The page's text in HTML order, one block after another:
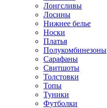
Лонгсливы
Лосины
Нижнее белье
Носки
Платья
Полукомбинезоны
Сарафаны
Свитшоты
Толстовки
Топы
Туники
Футболки